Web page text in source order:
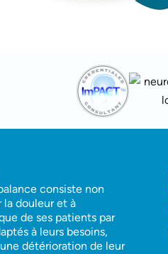
consiste non
la douleur et à
de ses patients par
à leurs besoins,
détérioration de leur